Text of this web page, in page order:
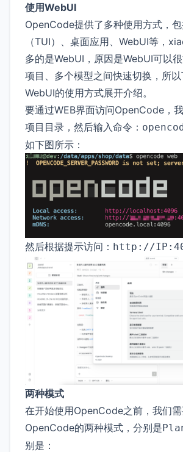
使用WebUI
OpenCode提供了多种使用方式，
（TUI）、桌面应用、WebUI等，
多的是WebUI，原因是WebUI可以
项目、多个模型之间快速切换，所
WebUI的使用方式展开介绍。
要通过WEB界面访问OpenCode，
项目目录，然后输入命令：
如下图所示：
然后根据提示访问： http://
两种模式
在开始使用OpenCode之前，我们
OpenCode的两种模式，分别是
别是：